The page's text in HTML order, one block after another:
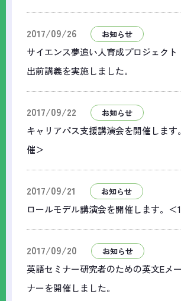
2017/09/26 お知らせ
サイエンス夢追い人育成プロジェク
出前講義を実施しました。
2017/09/22 お知らせ
キャリアパス支援講演会を開催します
催＞
2017/09/21 お知らせ
ロールモデル講演会を開催します。＜
2017/09/20 お知らせ
英語セミナー研究者のための英文Eメ
ナーを開催しました。